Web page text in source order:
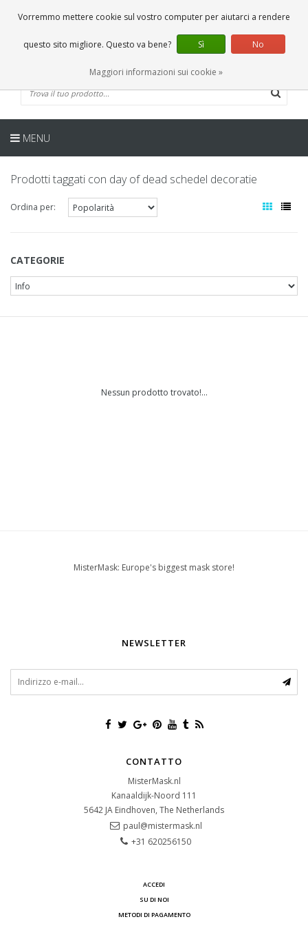
0 Articoli
IT
MENU
Prodotti taggati con day of dead schedel decoratie
Ordina per:
CATEGORIE
Nessun prodotto trovato!...
MisterMask: Europe's biggest mask store!
NEWSLETTER
CONTATTO
MisterMask.nl
Kanaaldijk-Noord 111
5642 JA Eindhoven, The Netherlands
paul@mistermask.nl
+31 620256150
ACCEDI
SU DI NOI
METODI DI PAGAMENTO
Vorremmo mettere cookie sul vostro computer per aiutarci a rendere
questo sito migliore. Questo va bene? Sì No
Maggiori informazioni sui cookie »